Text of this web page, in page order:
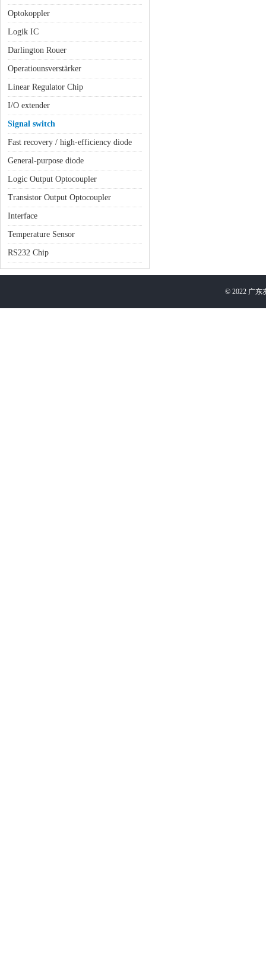
Optokoppler
Logik IC
Darlington Rouer
Operatiounsverstärker
Linear Regulator Chip
I/O extender
Signal switch
Fast recovery / high-efficiency diode
General-purpose diode
Logic Output Optocoupler
Transistor Output Optocoupler
Interface
Temperature Sensor
RS232 Chip
© 2022 广东